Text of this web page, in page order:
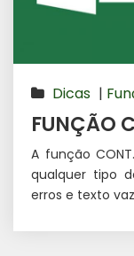
Dicas |
FUNÇÃO
A função
qualquer tipo
erros e texto